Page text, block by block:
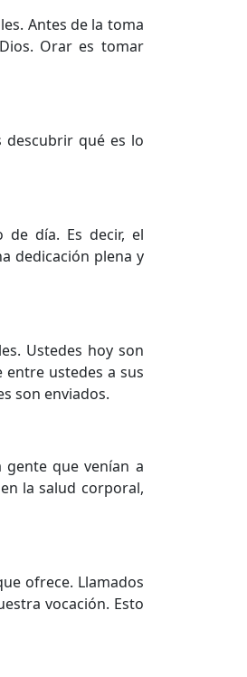
Antes de la toma
Orar es tomar
descubrir qué es lo
de día. Es decir, el
dedicación plena y
Ustedes hoy son
entre ustedes a sus
son enviados.
que venían a
la salud corporal,
ofrece. Llamados
vocación. Esto